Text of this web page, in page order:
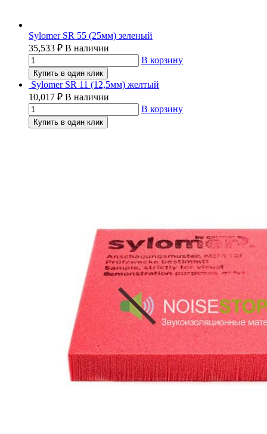
Sylomer SR 55 (25мм) зеленый
35,533 ₽ В наличии
В корзину
Купить в один клик
Sylomer SR 11 (12,5мм) желтый
10,017 ₽ В наличии
В корзину
Купить в один клик